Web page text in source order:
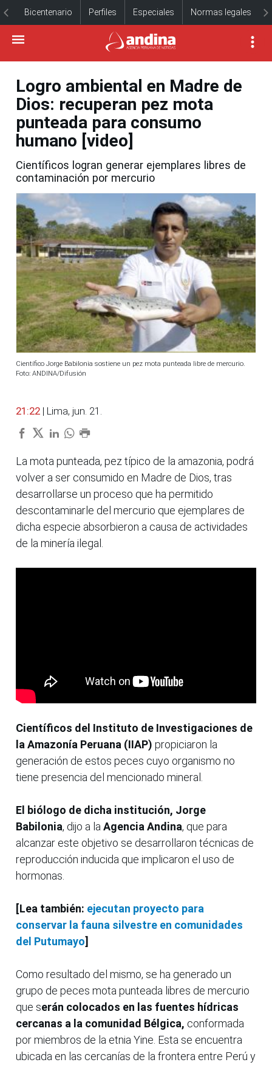
Bicentenario Perfiles Especiales Normas legales
Logro ambiental en Madre de
Dios: recuperan pez mota
punteada para consumo
humano [video]
Científicos logran generar ejemplares libres de
contaminación por mercurio
Científico Jorge Babilonia sostiene un pez mota punteada libre de mercurio.
Foto: ANDINA/Difusión
21:22 | Lima, jun. 21.
La mota punteada, pez típico de la amazonia, podrá
volver a ser consumido en Madre de Dios, tras
desarrollarse un proceso que ha permitido
descontaminarle del mercurio que ejemplares de
dicha especie absorbieron a causa de actividades
de la minería ilegal.
Científicos del Instituto de Investigaciones de
la Amazonía Peruana (IIAP) propiciaron la
generación de estos peces cuyo organismo no
tiene presencia del mencionado mineral.
El biólogo de dicha institución, Jorge
Babilonia, dijo a la Agencia Andina, que para
alcanzar este objetivo se desarrollaron técnicas de
reproducción inducida que implicaron el uso de
hormonas.
[Lea también: ejecutan proyecto para
conservar la fauna silvestre en comunidades
del Putumayo]
Como resultado del mismo, se ha generado un
grupo de peces mota punteada libres de mercurio
que serán colocados en las fuentes hídricas
cercanas a la comunidad Bélgica, conformada
por miembros de la etnia Yine. Esta se encuentra
ubicada en las cercanías de la frontera entre Perú y